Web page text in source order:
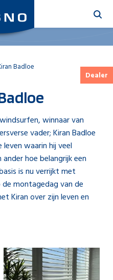
Dealer
Badloe
winnaar van
vader; Kiran Badloe
waarin hij veel
hoe belangrijk een
is nu verrijkt met
de montagedag van de
Kiran over zijn leven en